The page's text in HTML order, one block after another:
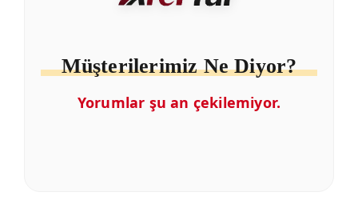
Müşterilerimiz Ne Diyor?
Yorumlar şu an çekilemiyor.